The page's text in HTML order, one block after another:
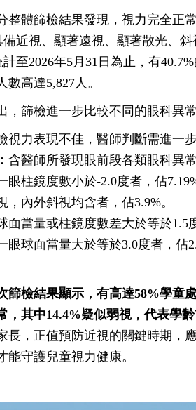
整體篩檢結果發現，視力完全正
備近視、顯著遠視、顯著散光、
至2026年5月31日為止，有
高達5,827人。
，篩檢進一步比較不同的眼科異
視力表現不佳，醫師判斷需進一
含醫師所發現眼前段各類眼科異常
眼柱鏡度數小於-2.0度者，佔
，內外斜視均含者，佔3.9%。
面當量或柱鏡度數差大於等於1.5
眼球面當量大於等於3.0度者，佔
篩檢結果顯示，有高達58%學童
，其中14.4%疑似弱視，代表學齡
長，正值預防近視的關鍵時期，
能守護兒童視力健康。